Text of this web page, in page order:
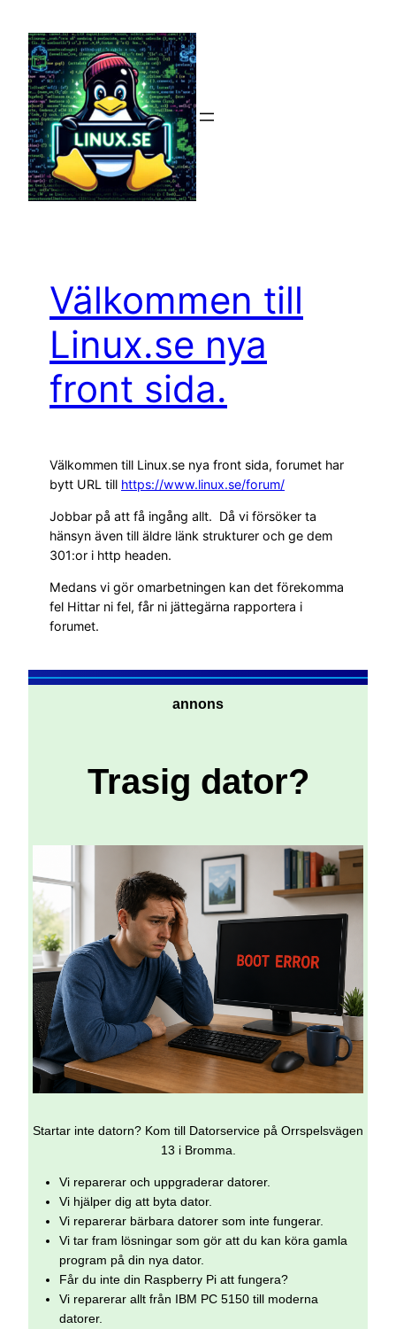
innehåll
Välkommen till
Linux.se nya
front sida.
Välkommen till Linux.se nya front sida, forumet har
bytt URL till https://www.linux.se/forum/
Jobbar på att få ingång allt. Då vi försöker ta
hänsyn även till äldre länk strukturer och ge dem
301:or i http headen.
Medans vi gör omarbetningen kan det förekomma
fel Hittar ni fel, får ni jättegärna rapportera i
forumet.
annons
Trasig dator?
Startar inte datorn? Kom till Datorservice på Orrspelsvägen
13 i Bromma.
Vi reparerar och uppgraderar datorer.
Vi hjälper dig att byta dator.
Vi reparerar bärbara datorer som inte fungerar.
Vi tar fram lösningar som gör att du kan köra gamla
program på din nya dator.
Får du inte din Raspberry Pi att fungera?
Vi reparerar allt från IBM PC 5150 till moderna
datorer.